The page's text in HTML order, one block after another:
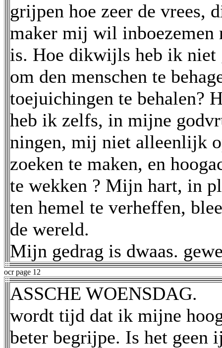
grijpen hoe zeer de vrees,
maker mij wil inboezemen
is. Hoe dikwijls heb ik niet
om den menschen te
toejuichingen te behalen?
heb ik zelfs, in mijne
ningen, mij niet alleenlijk
zoeken te maken, en
te wekken ? Mijn hart, in
ten hemel te verheffen,
de wereld.
Mijn gedrag is dwaas.
ocr page 12
ASSCHE WOENSDAG.
wordt tijd dat ik mijne
beter begrijpe. Is het geen